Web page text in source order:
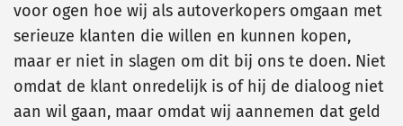
voor ogen hoe wij als autoverkopers omgaan met
serieuze klanten die willen en kunnen kopen,
maar er niet in slagen om dit bij ons te doen. Niet
omdat de klant onredelijk is of hij de dialoog niet
aan wil gaan, maar omdat wij aannemen dat geld